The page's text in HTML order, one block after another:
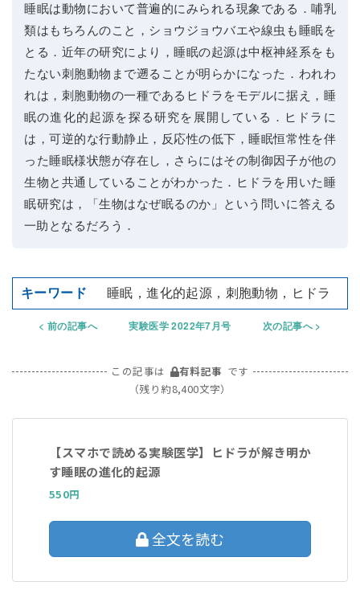
睡眠は動物において普遍的にみられる現象である．哺乳
類はもちろんのこと，ショウジョウバエや線虫も睡眠を
とる．近年の研究により，睡眠の起源は中枢神経系をも
たない刺胞動物まで遡ることが明らかになった．われわ
れは，刺胞動物の一種であるヒドラをモデルに据え，睡
眠の進化的起源を探る研究を展開している．ヒドラに
は，可逆的な行動静止，反応性の低下，睡眠恒常性を伴
った睡眠様状態が存在し，さらにはその制御因子が他の
生物と共通していることがわかった．ヒドラを用いた睡
眠研究は，「生物はなぜ眠るのか」という問いに答える
一助となるだろう．
睡眠，進化的起源，刺胞動物，ヒドラ
前の記事へ 実験医学 2022年7月号 次の記事へ
この記事は 有料記事 です
（残り約8,400文字）
【スマホで読める実験医学】ヒドラが解き明か
す睡眠の進化的起源
550円
全文を読む